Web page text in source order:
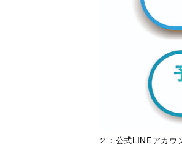
２：公式LINEアカウ